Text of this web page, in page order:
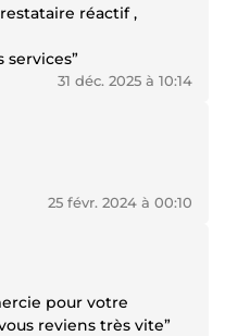
réactif ,
services”
31 déc. 2025 à 10:14
25 févr. 2024 à 00:10
pour votre
reviens très vite”